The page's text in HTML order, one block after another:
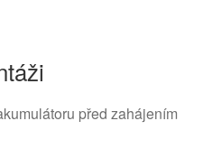
před zahájením